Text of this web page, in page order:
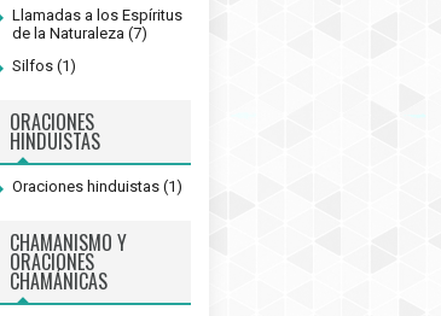
Llamadas a los Espíritus
de la Naturaleza (7)
Silfos (1)
ORACIONES
HINDUISTAS
Oraciones hinduistas (1)
CHAMANISMO Y
ORACIONES
CHAMÁNICAS